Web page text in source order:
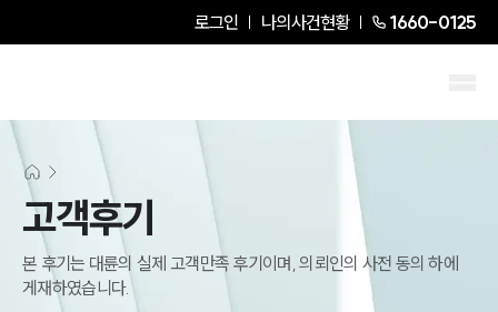
로그인 나의사건현황 1660-0125
고객후기
본 후기는 대륜의 실제 고객만족 후기이며, 의뢰인의 사전 동의 하에
게재하였습니다.